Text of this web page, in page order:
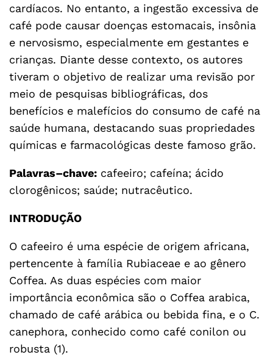
cardíacos. No entanto, a ingestão excessiva de
café pode causar doenças estomacais, insônia
e nervosismo, especialmente em gestantes e
crianças. Diante desse contexto, os autores
tiveram o objetivo de realizar uma revisão por
meio de pesquisas bibliográficas, dos
benefícios e malefícios do consumo de café na
saúde humana, destacando suas propriedades
químicas e farmacológicas deste famoso grão.
Palavras–chave: cafeeiro; cafeína; ácido
clorogênicos; saúde; nutracêutico.
INTRODUÇÃO
O cafeeiro é uma espécie de origem africana,
pertencente à família Rubiaceae e ao gênero
Coffea. As duas espécies com maior
importância econômica são o Coffea arabica,
chamado de café arábica ou bebida fina, e o C.
canephora, conhecido como café conilon ou
robusta (1).